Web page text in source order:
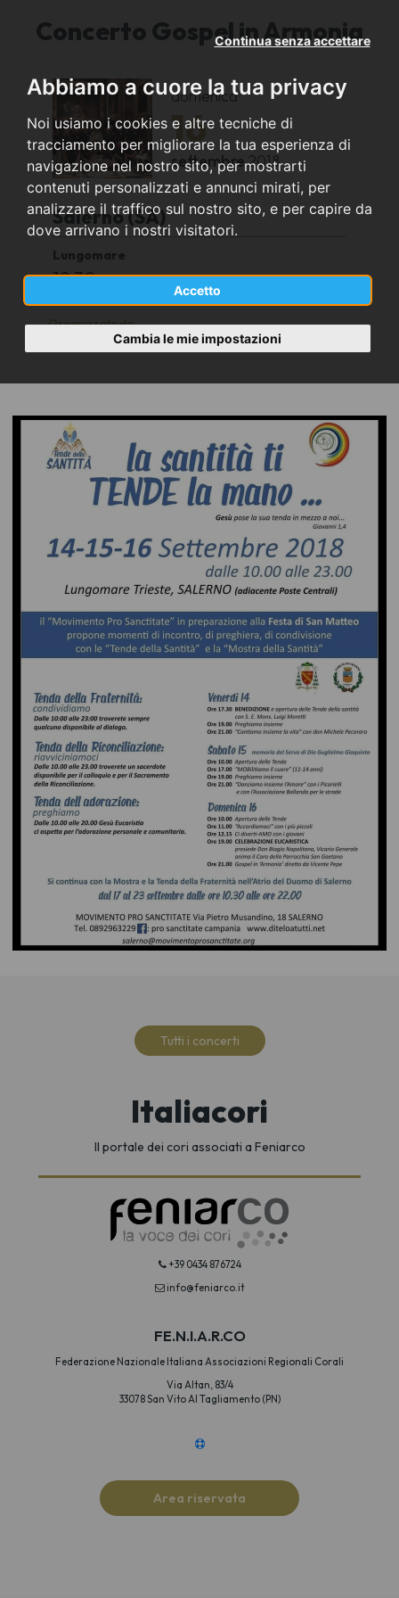
Abbiamo a cuore la tua privacy
Noi usiamo i cookies e altre tecniche di
tracciamento per migliorare la tua esperienza di
navigazione nel nostro sito, per mostrarti
contenuti personalizzati e annunci mirati, per
analizzare il traffico sul nostro sito, e per capire da
dove arrivano i nostri visitatori.
Accetto
Continua senza accettare
Cambia le mie impostazioni
Concerto Gospel in Armonia
domenica
16
settembre2018
Salerno (SA)
Lungomare
19,30
Organizzato da
Coro Armonia APS
Tutti i concerti
Italiacori
Il portale dei cori associati a Feniarco
+39 0434 876724
info@feniarco.it
FE.N.I.A.R.CO
Federazione Nazionale Italiana Associazioni Regionali Corali
Via Altan, 83/4
33078 San Vito Al Tagliamento (PN)
Area riservata